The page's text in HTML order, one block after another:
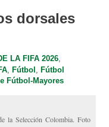
dorsales
LA FIFA 2026,
, Fútbol , Fútbol
Fútbol-Mayores
la Selección Colombia. Foto